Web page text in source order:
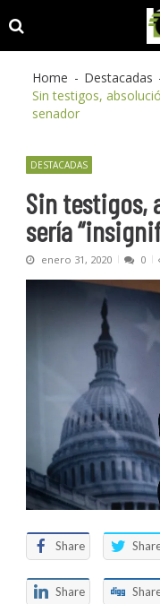
to
navigation
to
content
Home
Destacadas
Sin testigos,
senador
DESTACADAS
Sin testigos,
sería
enero 31, 2020 0
Share
Share